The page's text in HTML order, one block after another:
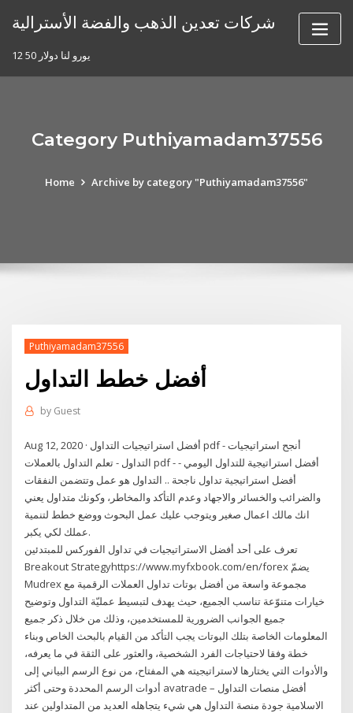
شركات تعدين الذهب والفضة الأسترالية
12 50 يورو لنا دولار
Category Puthiyamadam37556
Home Archive by category "Puthiyamadam37556"
Puthiyamadam37556
أفضل خطط التداول
by Guest
Aug 12, 2020 · أفضل استراتيجيات التداول pdf - أنجح استراتيجيات
التداول - تعلم التداول بالعملات pdf - أفضل استراتيجية للتداول اليومي -
أفضل استراتيجية تداول ناجحة .. التداول هو عمل وتتضمن النفقات
والضرائب والخسائر والاجهاد وعدم التأكد والمخاطر، وكونك متداول يعني
انك مالك اعمال صغير ويتوجب عليك عمل البحوث ووضع خطط لتنمية
عملك لكي يكبر.
تعرف على أحد أفضل الاستراتيجيات في تداول الفوركس للمبتدئين
Breakout Strategyhttps://www.myfxbook.com/en/forex يضمّ
Mudrex مجموعة واسعة من أفضل بوتات تداول العملات الرقمية مع
خيارات متنوّعة تناسب الجميع، حيث يهدف لتبسيط عمليّة التداول وتوضيح
جميع الجوانب الضرورية للمستخدمين، وذلك من خلال ذكر جميع
المعلومات الخاصة بتلك البوتات يجب التأكد من القيام بالبحث الخاص وبناء
خطة وفقا لاحتياجات الفرد الشخصية، والعثور على الثقة في ما يعرفه،
والأدوات التي يختارها لاستراتيجيته هي المفتاح، من نوع الرسم البياني إلى
أدوات الرسم المحددة وحتى أكثر avatrade – أفضل منصات التداول
الاسلامية جودة منصة التداول هي شيء يتجاهله العديد من المتداولين عند